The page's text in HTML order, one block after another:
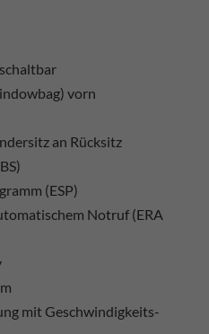
vorn
an Rücksitz
(ESP)
Notruf (ERA
mit Geschwindigkeits-